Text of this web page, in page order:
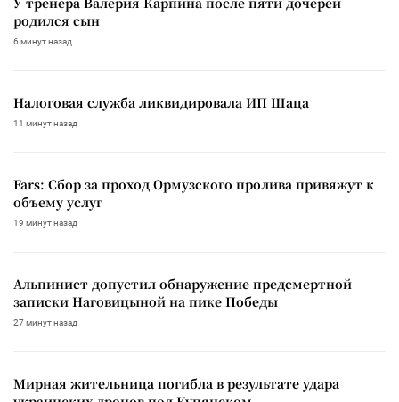
родился сын
6 минут назад
Налоговая служба ликвидировала ИП Шаца
11 минут назад
Fars: Сбор за проход Ормузского пролива привяжут к
объему услуг
19 минут назад
Альпинист допустил обнаружение предсмертной
записки Наговицыной на пике Победы
27 минут назад
Мирная жительница погибла в результате удара